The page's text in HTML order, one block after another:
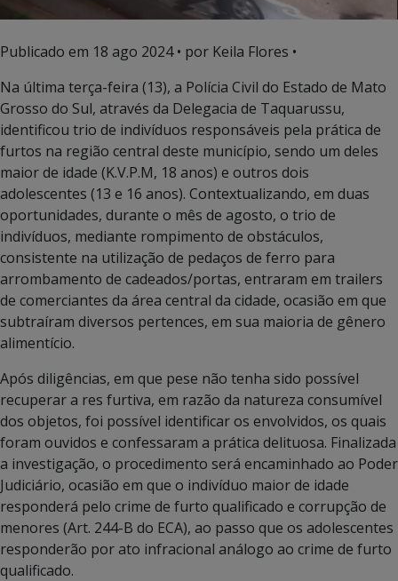
Publicado em 18 ago 2024• por Keila Flores •
Na última terça-feira (13), a Polícia Civil do Estado de Mato
Grosso do Sul, através da Delegacia de Taquarussu,
identificou trio de indivíduos responsáveis pela prática de
furtos na região central deste município, sendo um deles
maior de idade (K.V.P.M, 18 anos) e outros dois
adolescentes (13 e 16 anos). Contextualizando, em duas
oportunidades, durante o mês de agosto, o trio de
indivíduos, mediante rompimento de obstáculos,
consistente na utilização de pedaços de ferro para
arrombamento de cadeados/portas, entraram em trailers
de comerciantes da área central da cidade, ocasião em que
subtraíram diversos pertences, em sua maioria de gênero
alimentício.
Após diligências, em que pese não tenha sido possível
recuperar a res furtiva, em razão da natureza consumível
dos objetos, foi possível identificar os envolvidos, os quais
foram ouvidos e confessaram a prática delituosa. Finalizada
a investigação, o procedimento será encaminhado ao Poder
Judiciário, ocasião em que o indivíduo maior de idade
responderá pelo crime de furto qualificado e corrupção de
menores (Art. 244-B do ECA), ao passo que os adolescentes
responderão por ato infracional análogo ao crime de furto
qualificado.